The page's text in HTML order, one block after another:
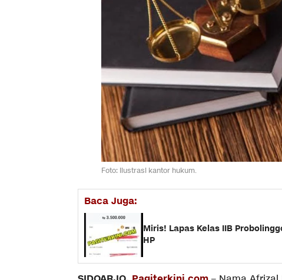
Foto: Ilustrasi kantor hukum.
Baca Juga:
Miris! Lapas Kelas IIB
HP